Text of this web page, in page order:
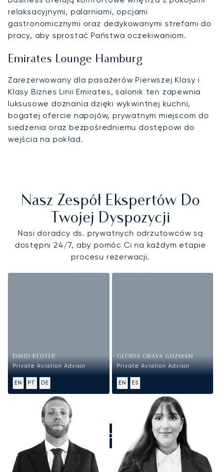
relaksacyjnymi, palarniami, opcjami
gastronomicznymi oraz dedykowanymi strefami do
pracy, aby sprostać Państwa oczekiwaniom.
Emirates Lounge Hamburg
Zarezerwowany dla pasażerów Pierwszej Klasy i
Klasy Biznes Linii Emirates, salonik ten zapewnia
luksusowe doznania dzięki wykwintnej kuchni,
bogatej ofercie napojów, prywatnym miejscom do
siedzenia oraz bezpośredniemu dostępowi do
wejścia na pokład.
Nasz Zespół Ekspertów Do
Twojej Dyspozycji
Nasi doradcy ds. prywatnych odrzutowców są
dostępni 24/7, aby pomóc Ci na każdym etapie
procesu rezerwacji.
DAVID REUTER
Private Aviation Advisor
EN PT DE
GLORIA OBAYA GUZMAN
Private Aviation Advisor
EN ES
ZADZWOŃCIE DO NAS